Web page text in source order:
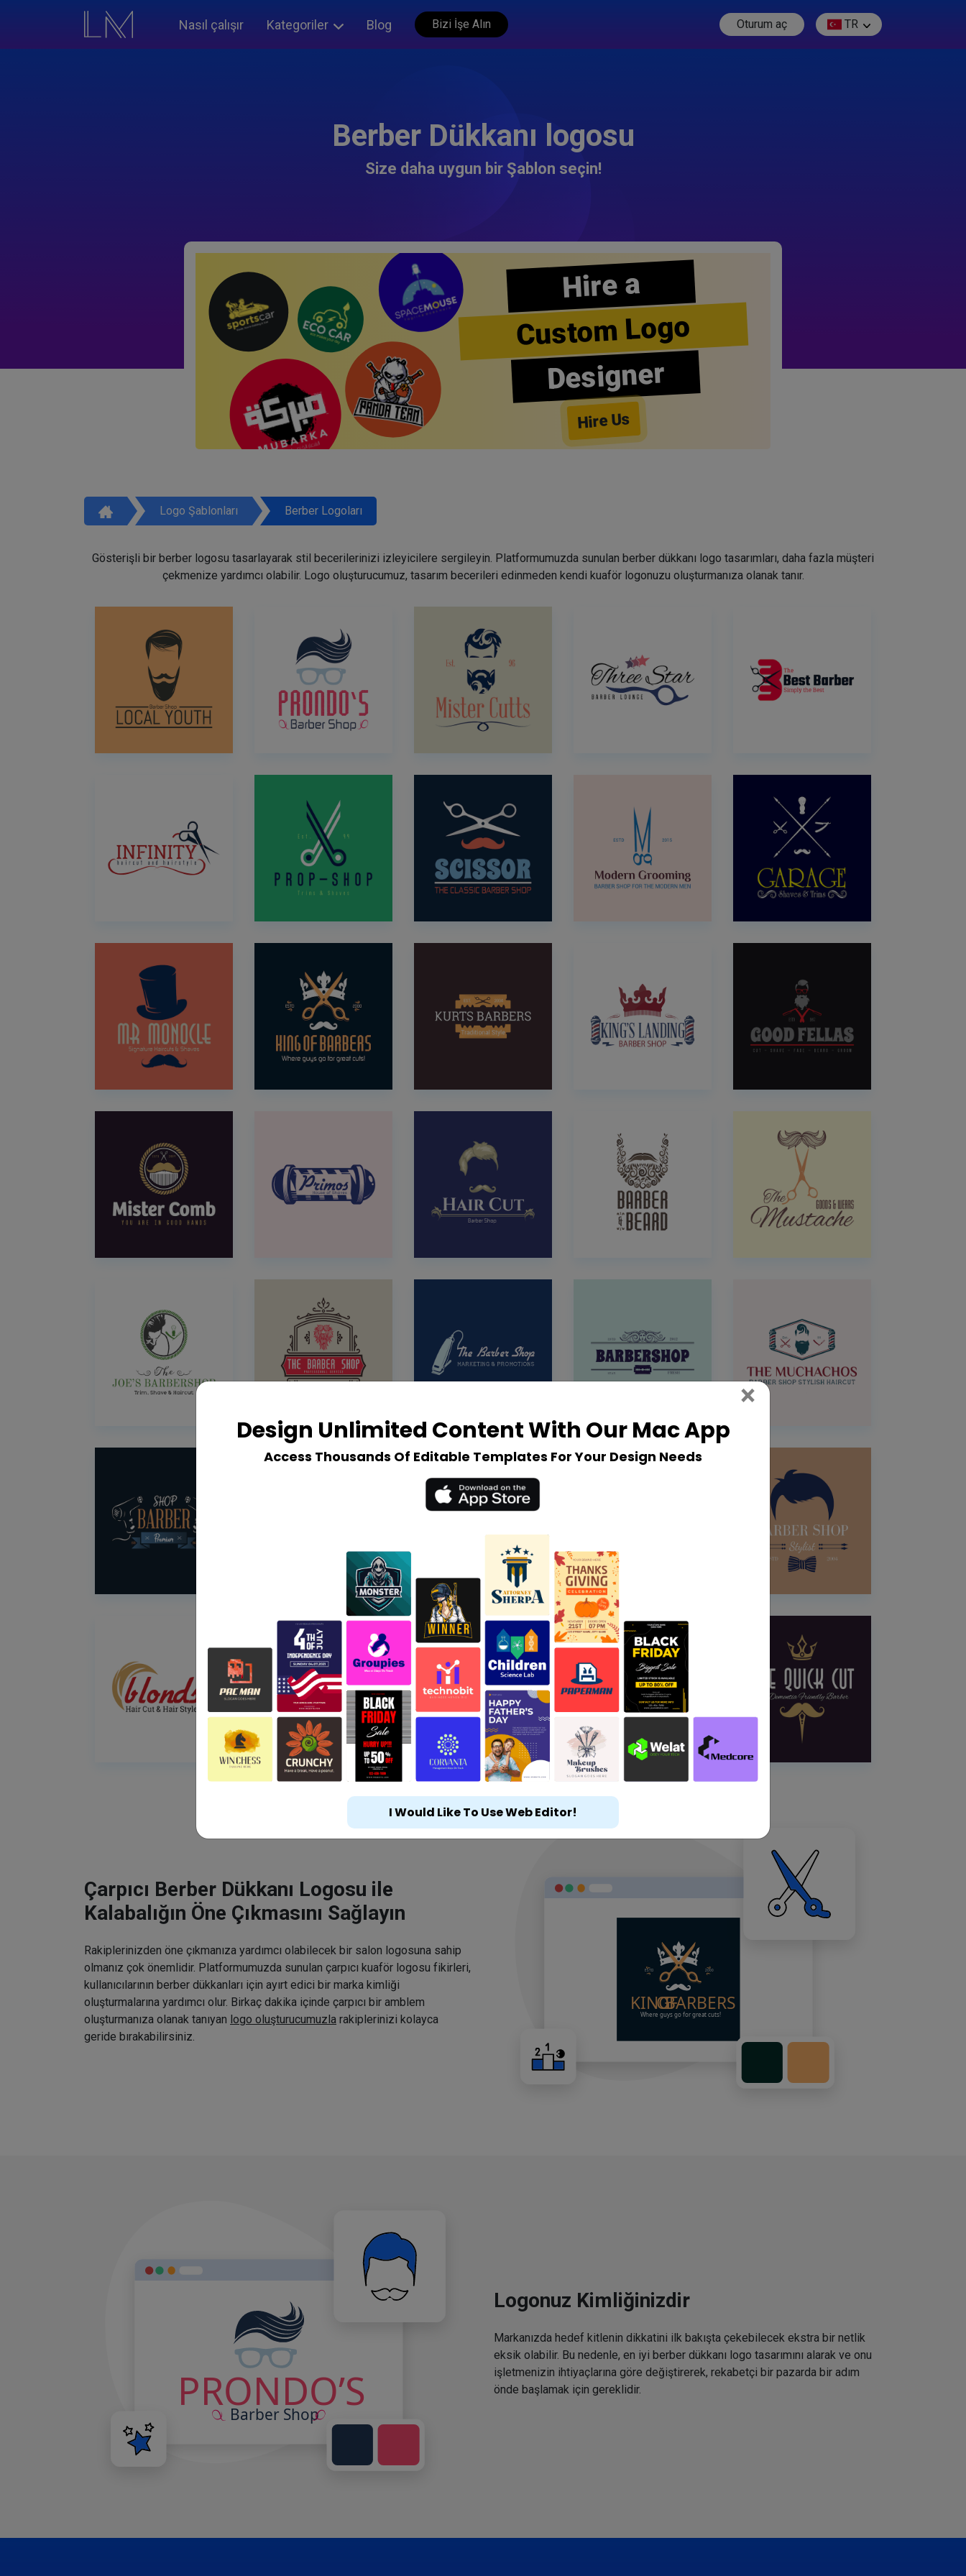
Nasıl çalışır Kategoriler Blog Bizi İşe Alın Oturum aç TR
Berber Dükkanı logosu
Size daha uygun bir Şablon seçin!
Hire a
Custom Logo
Designer
Hire Us
Logo Şablonları Berber Logoları
Gösterişli bir berber logosu tasarlayarak stil becerilerinizi izleyicilere sergileyin. Platformumuzda sunulan berber dükkanı logo tasarımları, daha fazla müşteri
çekmenize yardımcı olabilir. Logo oluşturucumuz, tasarım becerileri edinmeden kendi kuaför logonuzu oluşturmanıza olanak tanır.
Çarpıcı Berber Dükkanı Logosu ile
Kalabalığın Öne Çıkmasını Sağlayın
Rakiplerinizden öne çıkmanıza yardımcı olabilecek bir salon logosuna sahip
olmanız çok önemlidir. Platformumuzda sunulan çarpıcı kuaför logosu fikirleri,
kullanıcılarının berber dükkanları için ayırt edici bir marka kimliği
oluşturmalarına yardımcı olur. Birkaç dakika içinde çarpıcı bir amblem
oluşturmanıza olanak tanıyan logo oluşturucumuzla rakiplerinizi kolayca
geride bırakabilirsiniz.
Logonuz Kimliğinizdir
Markanızda hedef kitlenin dikkatini ilk bakışta çekebilecek ekstra bir netlik
eksik olabilir. Bu nedenle, en iyi berber dükkanı logo tasarımını alarak ve onu
işletmenizin ihtiyaçlarına göre değiştirerek, rekabetçi bir pazarda bir adım
önde başlamak için gereklidir.
Design Unlimited Content With Our Mac App
Access Thousands Of Editable Templates For Your Design Needs
× Close
I Would Like To Use Web Editor!